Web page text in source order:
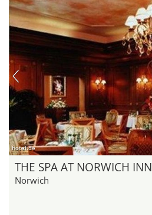
hotel.de
THE SPA AT NORWICH INN
Norwich